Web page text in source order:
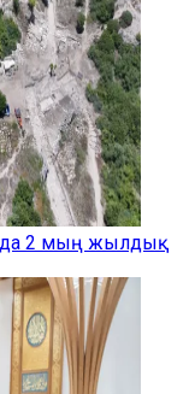
2 мың жылдық